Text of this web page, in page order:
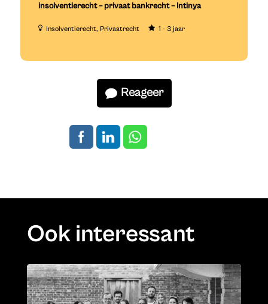
insolventierecht – privaat bankrecht – Intinya
Insolventierecht Privaatrecht 1 - 3 jaar
Reageer
Ook interessant